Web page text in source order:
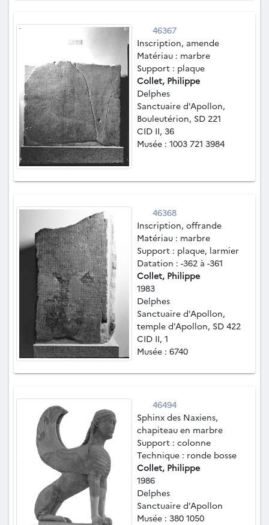
46367
Inscription, amende
Matériau : marbre
Support : plaque
Collet, Philippe
Delphes
Sanctuaire d'Apollon,
Bouleutérion, SD 221
CID II, 36
Musée : 1003 721 3984
46368
Inscription, offrande
Matériau : marbre
Support : plaque, larmier
Datation : -362 à -361
Collet, Philippe
1983
Delphes
Sanctuaire d'Apollon,
temple d'Apollon, SD 422
CID II, 1
Musée : 6740
46494
Sphinx des Naxiens,
chapiteau en marbre
Support : colonne
Technique : ronde bosse
Collet, Philippe
1986
Delphes
Sanctuaire d’Apollon
Musée : 380 1050